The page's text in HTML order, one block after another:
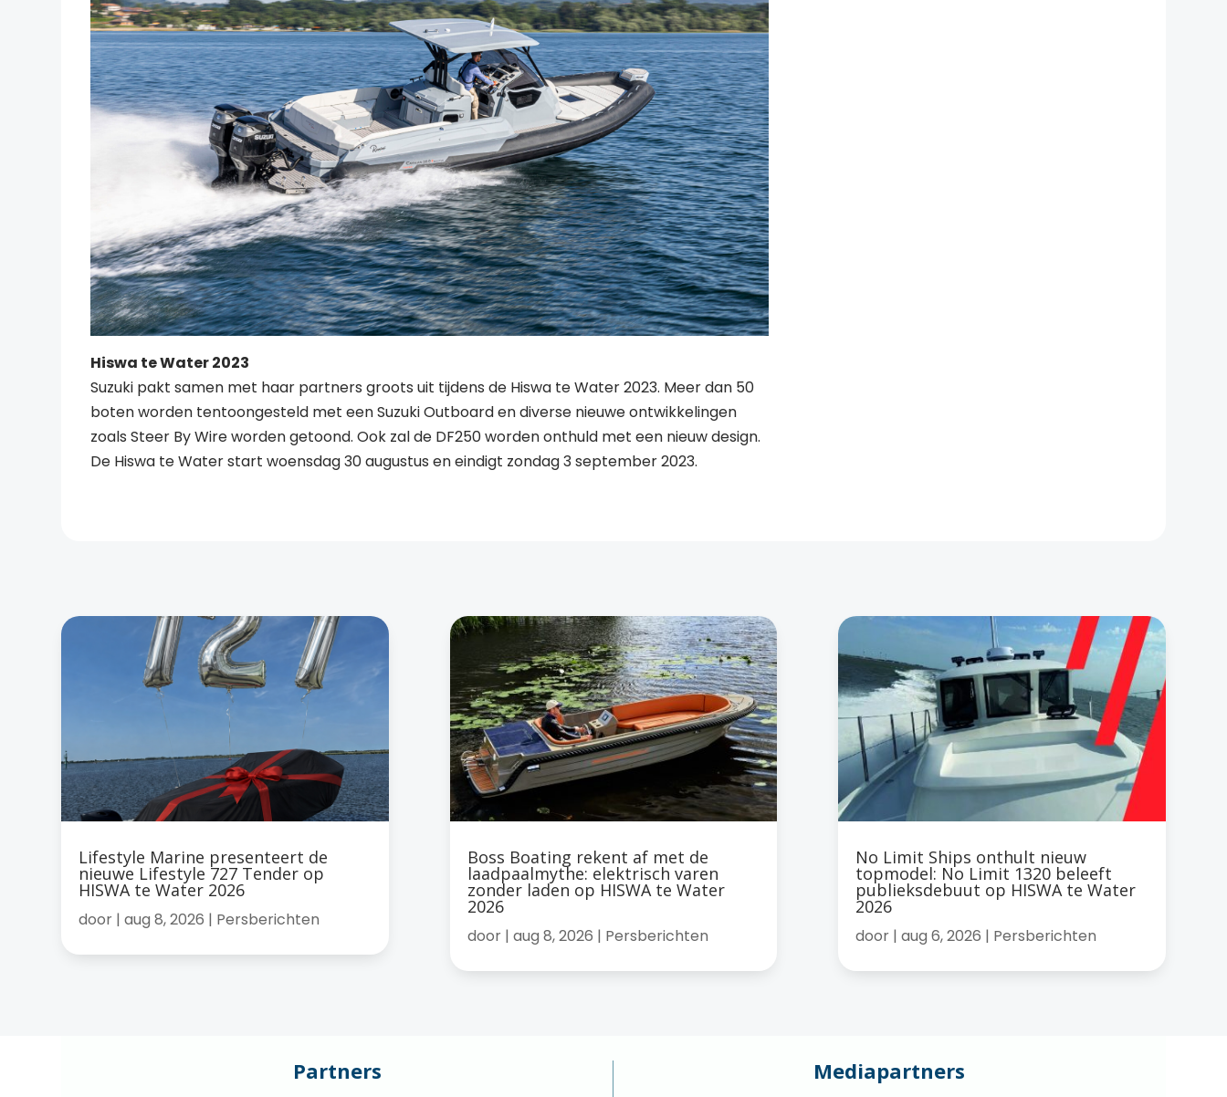
Hiswa te Water 2023
Suzuki pakt samen met haar partners groots uit tijdens de Hiswa te Water 2023. Meer dan 50
boten worden tentoongesteld met een Suzuki Outboard en diverse nieuwe ontwikkelingen
zoals Steer By Wire worden getoond. Ook zal de DF250 worden onthuld met een nieuw design.
De Hiswa te Water start woensdag 30 augustus en eindigt zondag 3 september 2023.
Lifestyle Marine presenteert de
nieuwe Lifestyle 727 Tender op
HISWA te Water 2026
door |aug 8, 2026 | Persberichten
Boss Boating rekent af met de
laadpaalmythe: elektrisch varen
zonder laden op HISWA te Water
2026
door | aug 8, 2026 | Persberichten
No Limit Ships onthult nieuw
topmodel: No Limit 1320 beleeft
publieksdebuut op HISWA te Water
2026
door | aug 6, 2026 | Persberichten
Partners Mediapartners